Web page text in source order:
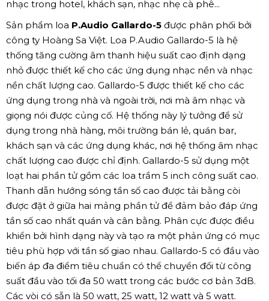
nhạc trong hotel, khách sạn, nhạc nhẹ cà phê...
Sản phẩm loa P.Audio Gallardo-5 được phân phối bởi
công ty Hoàng Sa Việt. Loa P.Audio Gallardo-5 là hệ
thống tăng cường âm thanh hiệu suất cao định dạng
nhỏ được thiết kế cho các ứng dụng nhạc nền và nhạc
nền chất lượng cao. Gallardo-5 được thiết kế cho các
ứng dụng trong nhà và ngoài trời, nơi mà âm nhạc và
giọng nói được củng cố. Hệ thống này lý tưởng để sử
dụng trong nhà hàng, môi trường bán lẻ, quán bar,
khách sạn và các ứng dụng khác, nơi hệ thống âm nhạc
chất lượng cao được chỉ định. Gallardo-5 sử dụng một
loạt hai phần tử gồm các loa trầm 5 inch công suất cao.
Thanh dẫn hướng sóng tần số cao được tải bằng còi
được đặt ở giữa hai mảng phần tử để đảm bảo đáp ứng
tần số cao nhất quán và cân bằng. Phân cực được điều
khiển bởi hình dạng này và tạo ra một phản ứng có mục
tiêu phù hợp với tần số giao nhau. Gallardo-5 có đầu vào
biến áp đa điểm tiêu chuẩn có thể chuyển đổi từ công
suất đầu vào tối đa 50 watt trong các bước cơ bản 3dB.
Các vòi có sẵn là 50 watt, 25 watt, 12 watt và 5 watt.